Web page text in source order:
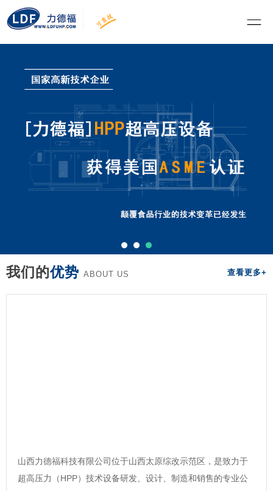
我们的优势 ABOUT US 查看更多+
山西力德福科技有限公司位于山西太原综改示范区，是致力于
超高压力（HPP）技术设备研发、设计、制造和销售的专业公